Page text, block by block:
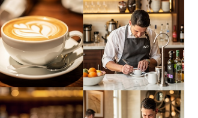
24 Stunden Gastlichkeit
TRINKtime
Wissen
Der Stehausschank: Das kleine
Fleckchen Freiheit
Warum das traditionsreiche
Ausschankformat Stehausschank für